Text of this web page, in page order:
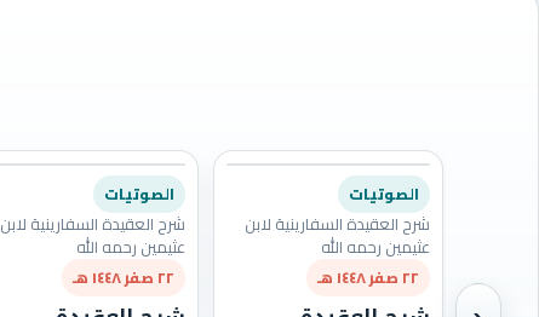
الصوتيات
شرح العقيدة السفارينية لابن
عثيمين رحمه الله
٢٢ صفر ١٤٤٨ هـ
الصوتيات
شرح العقيدة السفارينية لابن
عثيمين رحمه الله
٢٢ صفر ١٤٤٨ هـ